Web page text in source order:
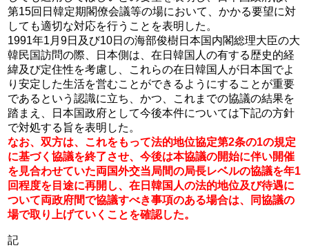
第15回日韓定期閣僚会議等の場において、かかる要望に対
しても適切な対応を行うことを表明した。
1991年1月9日及び10日の海部俊樹日本国内閣総理大臣の大
韓民国訪問の際、日本側は、在日韓国人の有する歴史的経
緯及び定住性を考慮し、これらの在日韓国人が日本国でよ
り安定した生活を営むことができるようにすることが重要
であるという認識に立ち、かつ、これまでの協議の結果を
踏まえ、日本国政府として今後本件については下記の方針
で対処する旨を表明した。
なお、双方は、これをもって法的地位協定第2条の1の規定
に基づく協議を終了させ、今後は本協議の開始に伴い開催
を見合わせていた両国外交当局間の局長レベルの協議を年1
回程度を目途に再開し、在日韓国人の法的地位及び待遇に
ついて両政府間で協議すべき事項のある場合は、同協議の
場で取り上げていくことを確認した。
記